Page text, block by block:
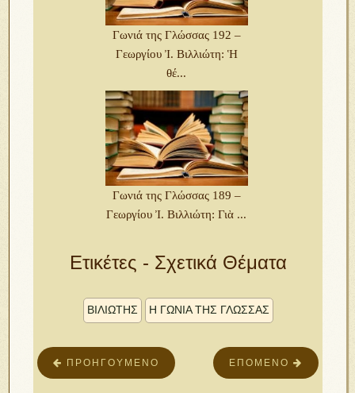
Γωνιά της Γλώσσας 192 –
Γεωργίου Ἰ. Βιλλιώτη: Ἡ
θέ...
Γωνιά της Γλώσσας 189 –
Γεωργίου Ἰ. Βιλλιώτη: Γιὰ ...
Ετικέτες - Σχετικά Θέματα
ΒΙΛΙΩΤΗΣ Η ΓΩΝΙΑ ΤΗΣ ΓΛΩΣΣΑΣ
ΕΠΌΜΕΝΟ
ΠΡΟΗΓΟΎΜΕΝΟ